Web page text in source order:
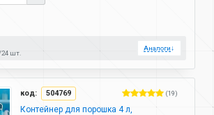
24 шт.
Аналоги↓
код: 504769 (19)
Контейнер для порошка 4 л,